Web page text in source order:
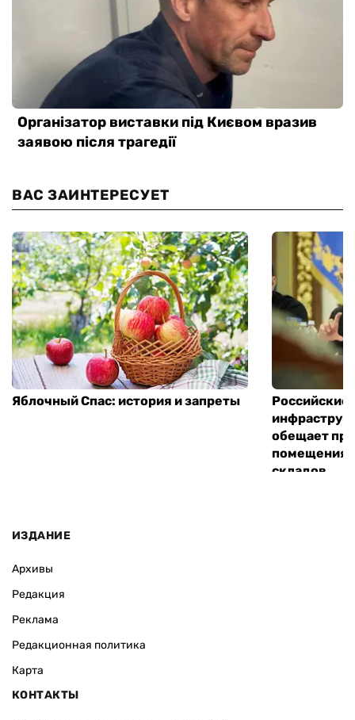
ВАС ЗАИНТЕРЕСУЕТ
Яблочный Спас: история и запреты
Российские
обещает
помещения
складов
ИЗДАНИЕ
Архивы
Редакция
Реклама
Редакционная политика
Карта
КОНТАКТЫ